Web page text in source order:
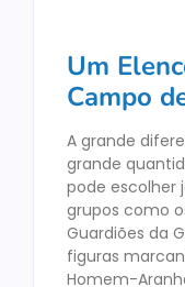
Um
Campo
A grande
grande
pode escolher
grupos como
Guardiões da
figuras
Homem-